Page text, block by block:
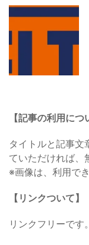
【記事の利用につ
タイトルと記事文
ていただければ、
※画像は、利用で
【リンクついて】
リンクフリーです。